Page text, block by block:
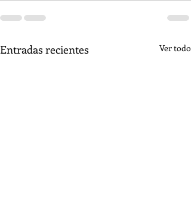
Entradas recientes Ver todo